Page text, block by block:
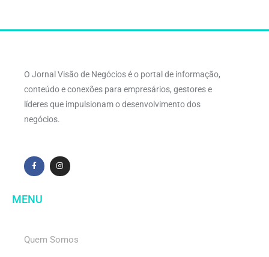
O Jornal Visão de Negócios é o portal de informação,
conteúdo e conexões para empresários, gestores e
líderes que impulsionam o desenvolvimento dos
negócios.
MENU
Quem Somos